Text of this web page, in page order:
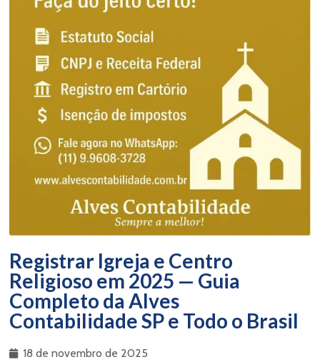
Registrar Igreja e Centro
Religioso em 2025 — Guia
Completo da Alves
Contabilidade SP e Todo o Brasil
18 de novembro de 2025